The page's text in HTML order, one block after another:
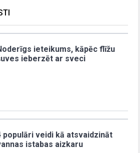
ieteikums, kāpēc flīžu
ieberzēt ar sveci
populāri veidi kā atsvaidzināt
istabas aizkaru